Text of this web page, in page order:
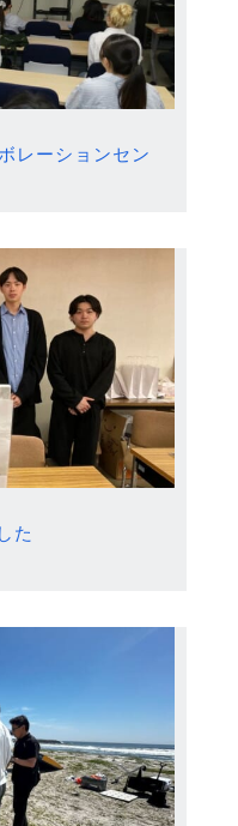
レーションセン
た